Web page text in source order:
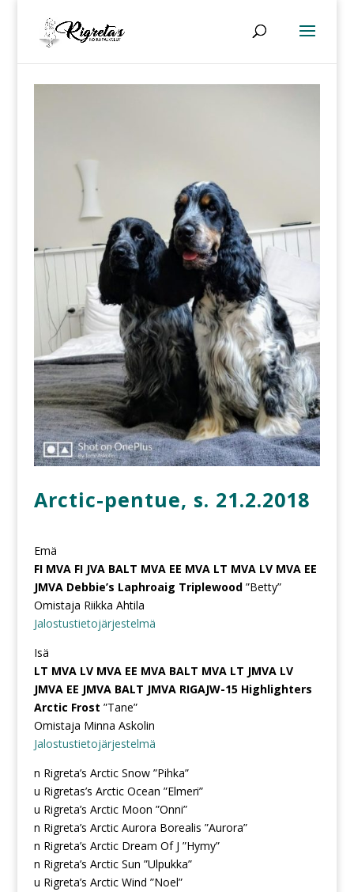
Arctic-pentue, s. 21.2.2018
Emä
FI MVA FI JVA BALT MVA EE MVA LT MVA LV MVA EE
JMVA Debbie’s Laphroaig Triplewood ”Betty”
Omistaja Riikka Ahtila
Jalostustietojärjestelmä
Isä
LT MVA LV MVA EE MVA BALT MVA LT JMVA LV
JMVA EE JMVA BALT JMVA RIGAJW-15 Highlighters
Arctic Frost ”Tane”
Omistaja Minna Askolin
Jalostustietojärjestelmä
n Rigreta’s Arctic Snow ”Pihka”
u Rigretas’s Arctic Ocean ”Elmeri”
u Rigreta’s Arctic Moon ”Onni”
n Rigreta’s Arctic Aurora Borealis ”Aurora”
n Rigreta’s Arctic Dream Of J ”Hymy”
n Rigreta’s Arctic Sun ”Ulpukka”
u Rigreta’s Arctic Wind ”Noel”